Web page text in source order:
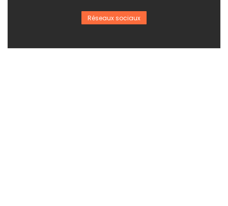
Réseaux sociaux